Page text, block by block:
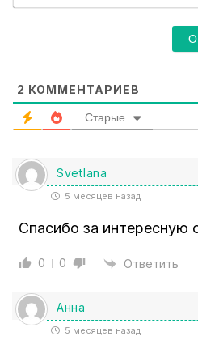
2 КОММЕНТАРИЕВ
Старые
Svetlana
5 месяцев назад
Спасибо за интересную
0 0 Ответить
Анна
5 месяцев назад